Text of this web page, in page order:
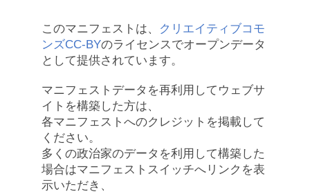
このマニフェストは、
クリエイティブコモ
ンズCC-BYのライセンスでオープンデータ
として提供されています。
マニフェストデータを再利用してウェブサ
イトを構築した方は、
各マニフェストへのクレジットを掲載して
ください。
多くの政治家のデータを利用して構築した
場合はマニフェストスイッチへリンクを表
示いただき、